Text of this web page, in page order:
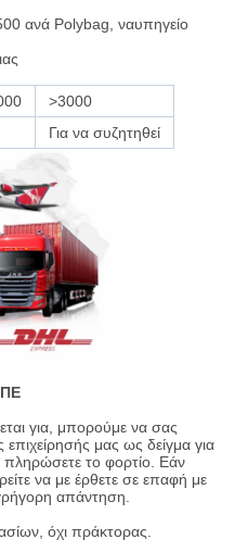
ανά Polybag, ναυπηγείο
>3000
Για να συζητηθεί
για, μπορούμε να σας
μας ως δείγμα για
το φορτίο. Εάν
να με έρθετε σε επαφή με
απάντηση.
όχι πράκτορας.